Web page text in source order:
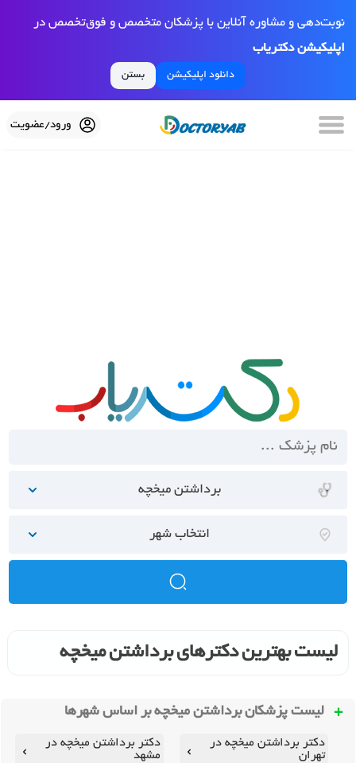
نوبت‌دهی و مشاوره آنلاین با پزشکان متخصص و فوق‌تخصص در
اپلیکیشن دکتریاب
دانلود اپلیکیشن بستن
ورود/عضویت
برداشتن میخچه
انتخاب شهر
لیست بهترین دکترهای برداشتن میخچه
لیست پزشکان برداشتن میخچه بر اساس شهرها
دکتر برداشتن میخچه در
تهران
دکتر برداشتن میخچه در
مشهد